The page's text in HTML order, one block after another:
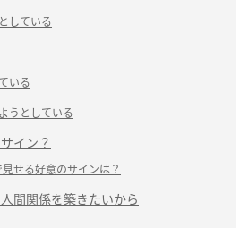
している
いる
うとしている
イン？
せる好意のサインは？
間関係を築きたいから